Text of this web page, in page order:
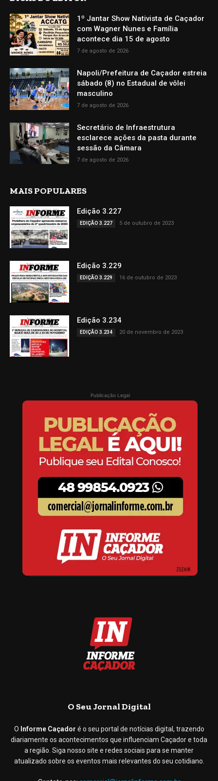
1º Jantar Show Nativista de Caçador
com Wagner Nunes e Família
acontece dia 15 de agosto
7 de agosto de 2026
Napoli/Prefeitura de Caçador estreia
sábado (8) no Estadual de vôlei
masculino
7 de agosto de 2026
Secretário de Infraestrutura
esclarece ações da pasta durante
sessão da Câmara
7 de agosto de 2026
MAIS POPULARES
Edição 3.227
EDIÇÃO 3.227 5 de outubro de 2023
Edição 3.229
EDIÇÃO 3.229 16 de outubro de 2023
Edição 3.234
EDIÇÃO 3.234 20 de novembro de 2023
Publicação Legal
O Seu Jornal Digital
O Informe Caçador é o seu portal de notícias digital, trazendo
diariamente os acontecimentos que influenciam Caçador e toda
a região. Siga nosso site e redes sociais para se manter
atualizado sobre os eventos mais relevantes do seu cotidiano.